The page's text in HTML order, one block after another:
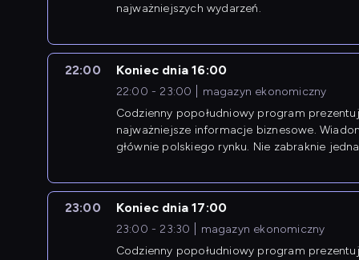
najważniejszych wydarzeń.
22:00 Koniec dnia 16:00
22:00 - 23:00
magazyn ekonomiczny
Codzienny popołudniowy program
najważniejsze informacje biznesowe.
głównie polskiego rynku. Nie zabraknie
23:00 Koniec dnia 17:00
23:00 - 23:30
magazyn ekonomiczny
Codzienny popołudniowy program